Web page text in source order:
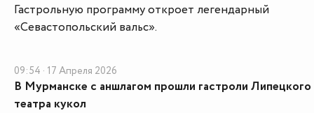
Гастрольную программу откроет легендарный
«Севастопольский вальс».
09:54 · 17 Апреля 2026
В Мурманске с аншлагом прошли гастроли Липецкого
театра кукол